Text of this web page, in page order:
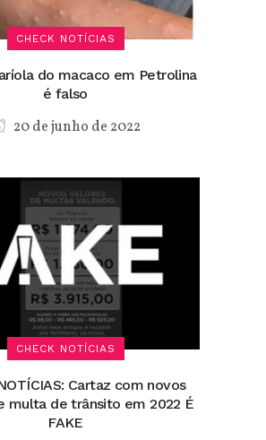
CHECK NOTÍCIAS
do macaco em Petrolina
é falso
20 de junho de 2022
CHECK NOTÍCIAS
Cartaz com novos
multa de trânsito em 2022 É
FAKE